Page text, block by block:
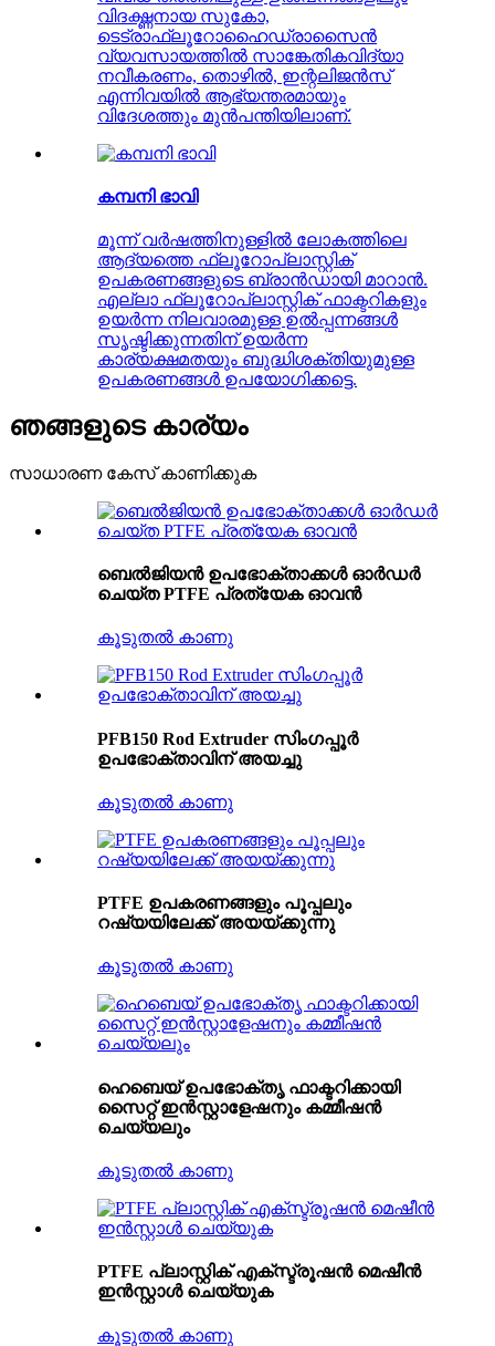
വിദഗ്ദ്ധനായ സുകോ,
ടെട്രാഫ്ലൂറോഹൈഡ്രാസൈൻ
വ്യവസായത്തിൽ സാങ്കേതികവിദ്യാ
നവീകരണം, തൊഴിൽ, ഇന്റലിജൻസ്
എന്നിവയിൽ ആഭ്യന്തരമായും
വിദേശത്തും മുൻപന്തിയിലാണ്.
കമ്പനി ഭാവി
മൂന്ന് വർഷത്തിനുള്ളിൽ ലോകത്തിലെ
ആദ്യത്തെ ഫ്ലൂറോപ്ലാസ്റ്റിക്
ഉപകരണങ്ങളുടെ ബ്രാൻഡായി മാറാൻ.
എല്ലാ ഫ്ലൂറോപ്ലാസ്റ്റിക് ഫാക്ടറികളും
ഉയർന്ന നിലവാരമുള്ള ഉൽപ്പന്നങ്ങൾ
സൃഷ്ടിക്കുന്നതിന് ഉയർന്ന
കാര്യക്ഷമതയും ബുദ്ധിശക്തിയുമുള്ള
ഉപകരണങ്ങൾ ഉപയോഗിക്കട്ടെ.
ഞങ്ങളുടെ കാര്യം
സാധാരണ കേസ് കാണിക്കുക
ബെൽജിയൻ ഉപഭോക്താക്കൾ ഓർഡർ
ചെയ്ത PTFE പ്രത്യേക ഓവൻ
കൂടുതൽ കാണു
PFB150 Rod Extruder സിംഗപ്പൂർ
ഉപഭോക്താവിന് അയച്ചു
കൂടുതൽ കാണു
PTFE ഉപകരണങ്ങളും പൂപ്പലും
റഷ്യയിലേക്ക് അയയ്ക്കുന്നു
കൂടുതൽ കാണു
ഹെബെയ് ഉപഭോക്തൃ ഫാക്ടറിക്കായി
സൈറ്റ് ഇൻസ്റ്റാളേഷനും കമ്മീഷൻ
ചെയ്യലും
കൂടുതൽ കാണു
PTFE പ്ലാസ്റ്റിക് എക്സ്ട്രൂഷൻ മെഷീൻ
ഇൻസ്റ്റാൾ ചെയ്യുക
കൂടുതൽ കാണു